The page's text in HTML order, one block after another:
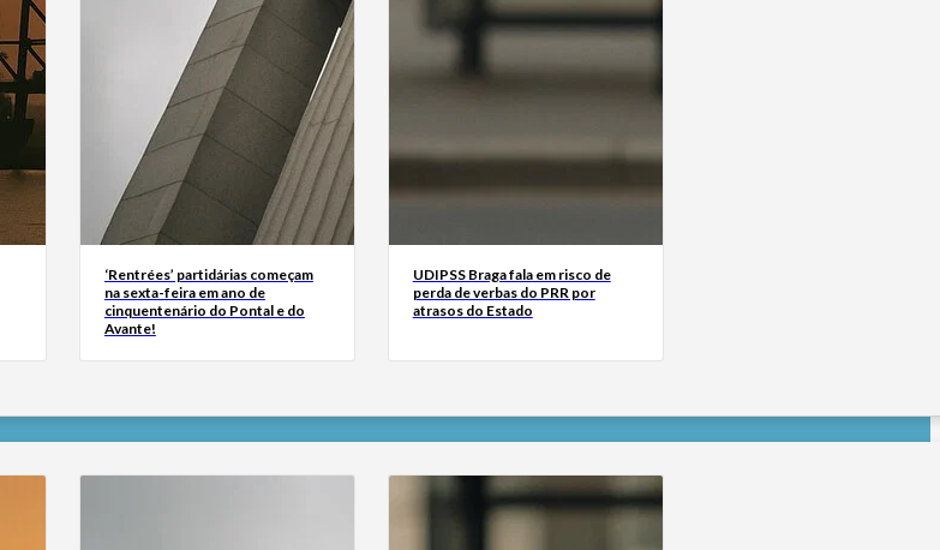
‘Rentrées’ partidárias começam
na sexta-feira em ano de
cinquentenário do Pontal e do
Avante!
UDIPSS Braga fala em risco de
perda de verbas do PRR por
atrasos do Estado